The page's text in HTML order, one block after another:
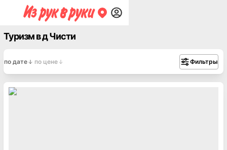
Туризм в д Чисти
по дате по цене Фильтры